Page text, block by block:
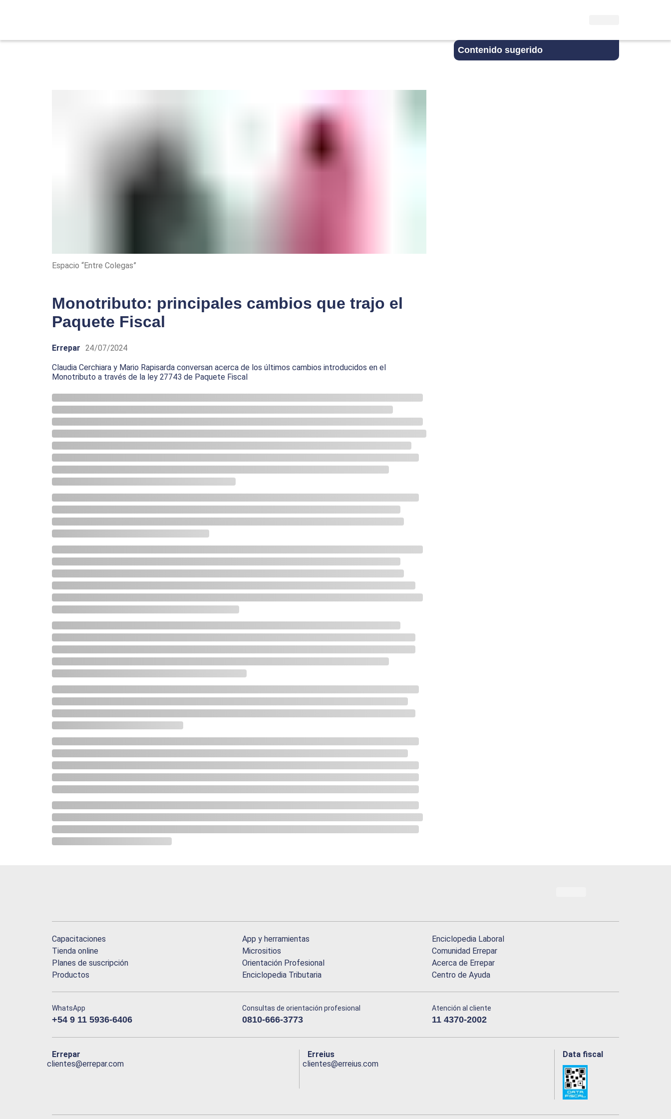
Contenido sugerido
Espacio “Entre Colegas”
Monotributo: principales cambios que trajo el
Paquete Fiscal
Errepar 24/07/2024
Claudia Cerchiara y Mario Rapisarda conversan acerca de los últimos cambios introducidos en el
Monotributo a través de la ley 27743 de Paquete Fiscal
Capacitaciones
Tienda online
Planes de suscripción
Productos
App y herramientas
Micrositios
Orientación Profesional
Enciclopedia Tributaria
Enciclopedia Laboral
Comunidad Errepar
Acerca de Errepar
Centro de Ayuda
WhatsApp
+54 9 11 5936-6406
Consultas de orientación profesional
0810-666-3773
Atención al cliente
11 4370-2002
Errepar
clientes@errepar.com
Erreius
clientes@erreius.com
Data fiscal